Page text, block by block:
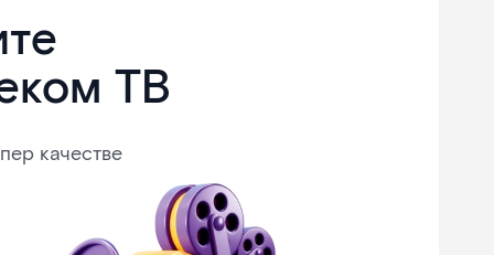
ТВ
качестве